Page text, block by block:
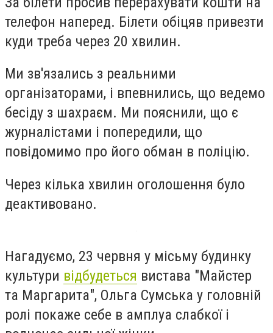
телефон наперед. Білети обіцяв привезти
куди треба через 20 хвилин.
Ми зв'язались з реальними
організаторами, і впевнились, що ведемо
бесіду з шахраєм. Ми пояснили, що є
журналістами і попередили, що
повідомимо про його обман в поліцію.
Через кілька хвилин оголошення було
деактивовано.
Нагадуємо, 23 червня у місьму будинку
культури відбудеться вистава "Майстер
та Маргарита", Ольга Сумська у головній
ролі покаже себе в амплуа слабкої і